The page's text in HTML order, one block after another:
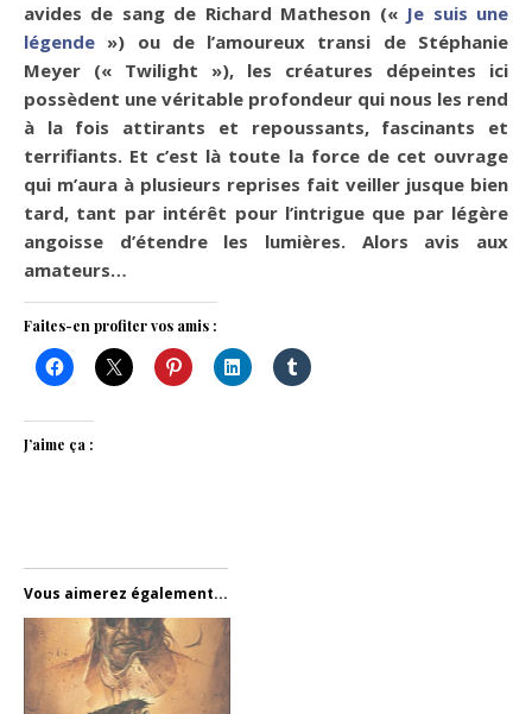
avides de sang de Richard Matheson (« Je suis une
légende ») ou de l’amoureux transi de Stéphanie
Meyer (« Twilight »), les créatures dépeintes ici
possèdent une véritable profondeur qui nous les rend
à la fois attirants et repoussants, fascinants et
terrifiants. Et c’est là toute la force de cet ouvrage
qui m’aura à plusieurs reprises fait veiller jusque bien
tard, tant par intérêt pour l’intrigue que par légère
angoisse d’étendre les lumières. Alors avis aux
amateurs…
Faites-en profiter vos amis :
J’aime ça :
Vous aimerez également...